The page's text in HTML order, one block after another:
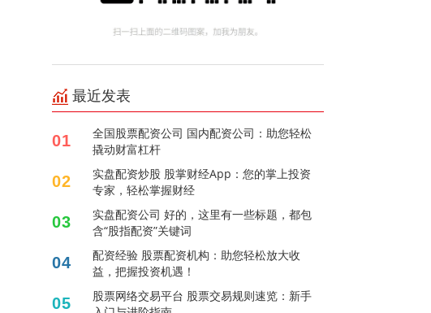
最近发表
01
全国股票配资公司 国内配资公司：助您轻松
撬动财富杠杆
02
实盘配资炒股 股掌财经App：您的掌上投资
专家，轻松掌握财经
03
实盘配资公司 好的，这里有一些标题，都包
含“股指配资”关键词
04
配资经验 股票配资机构：助您轻松放大收
益，把握投资机遇！
05
股票网络交易平台 股票交易规则速览：新手